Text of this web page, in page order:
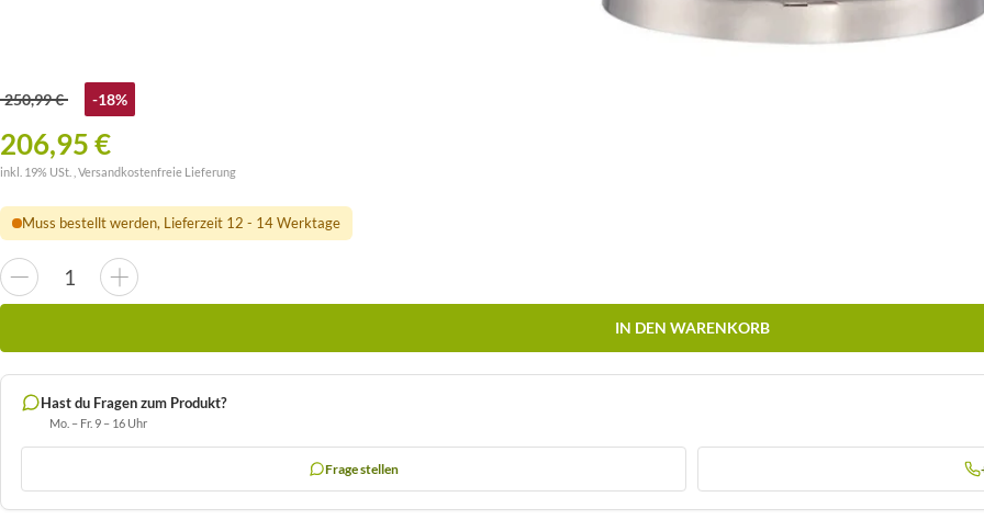
250,99 € -18%
206,95 €
inkl. 19% USt. , Versandkostenfreie Lieferung
Muss bestellt werden, Lieferzeit 12 - 14 Werktage
IN DEN WARENKORB
Hast du Fragen zum Produkt?
Mo. – Fr. 9 – 16 Uhr
Frage stellen